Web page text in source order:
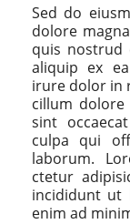
Sed do
dolore
quis nostrud
aliquip ex
irure dolor in
cillum
sint
culpa qui
laborum.
ctetur
incididunt ut
enim ad